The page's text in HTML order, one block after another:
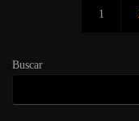
1
Buscar